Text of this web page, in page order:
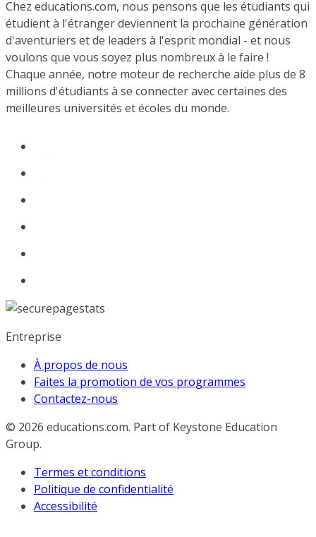
Chez educations.com, nous pensons que les étudiants qui
étudient à l'étranger deviennent la prochaine génération
d'aventuriers et de leaders à l'esprit mondial - et nous
voulons que vous soyez plus nombreux à le faire !
Chaque année, notre moteur de recherche aide plus de 8
millions d'étudiants à se connecter avec certaines des
meilleures universités et écoles du monde.
Entreprise
À propos de nous
Faites la promotion de vos programmes
Contactez-nous
© 2026 educations.com. Part of Keystone Education
Group.
Termes et conditions
Politique de confidentialité
Accessibilité